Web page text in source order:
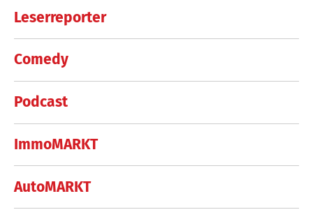
Leserreporter
Comedy
Podcast
ImmoMARKT
AutoMARKT